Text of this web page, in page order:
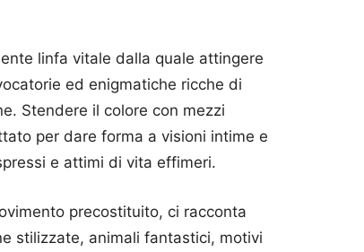
linfa vitale dalla quale attingere
ed enigmatiche ricche di
Stendere il colore con mezzi
per dare forma a visioni intime e
e attimi di vita effimeri.
precostituito, ci racconta
stilizzate, animali fantastici, motivi